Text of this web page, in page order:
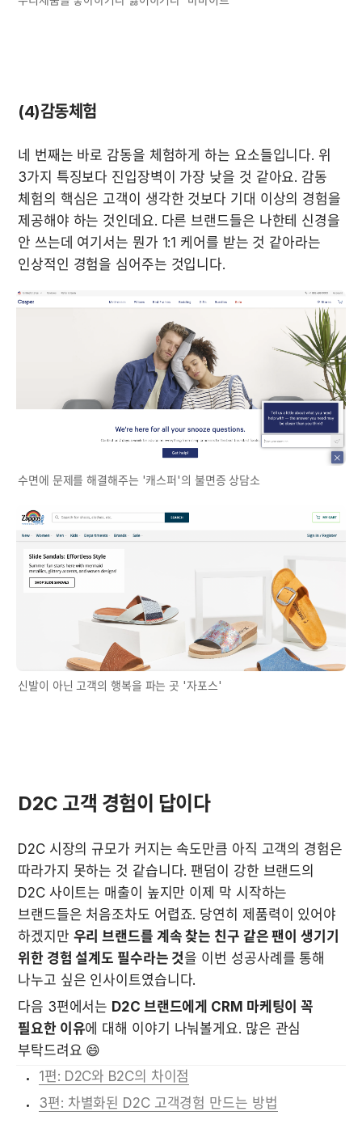
(4)감동체험
네 번째는 바로 감동을 체험하게 하는 요소들입니다. 위
3가지 특징보다 진입장벽이 가장 낮을 것 같아요. 감동
체험의 핵심은 고객이 생각한 것보다 기대 이상의 경험을
제공해야 하는 것인데요. 다른 브랜드들은 나한테 신경을
안 쓰는데 여기서는 뭔가 1:1 케어를 받는 것 같아라는
인상적인 경험을 심어주는 것입니다.
수면에 문제를 해결해주는 '캐스퍼'의 불면증 상담소
신발이 아닌 고객의 행복을 파는 곳 '자포스'
D2C 고객 경험이 답이다
D2C 시장의 규모가 커지는 속도만큼 아직 고객의 경험은
따라가지 못하는 것 같습니다. 팬덤이 강한 브랜드의
D2C 사이트는 매출이 높지만 이제 막 시작하는
브랜드들은 처음조차도 어렵죠. 당연히 제품력이 있어야
하겠지만 우리 브랜드를 계속 찾는 친구 같은 팬이 생기기
위한 경험 설계도 필수라는 것을 이번 성공사례를 통해
나누고 싶은 인사이트였습니다.
다음 3편에서는 D2C 브랜드에게 CRM 마케팅이 꼭
필요한 이유에 대해 이야기 나눠볼게요. 많은 관심
부탁드려요 😄
1편: D2C와 B2C의 차이점
3편: 차별화된 D2C 고객경험 만드는 방법